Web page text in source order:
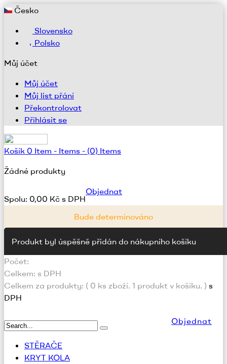
Česko
Slovensko
Polsko
Můj účet
Můj účet
Můj list přání
Překontrolovat
Přihlásit se
Košík 0 Item - Items - (0) Items
Žádné produkty
Spolu: 0,00 Kč s DPH
Objednat
Bude determinováno
Produkt byl úspěšně přidán do nákupního košíku
Počet:
Celkem: s DPH
Celkem za produkty: ( 0 ks zboží. 1 produkt v košíku. ) s
DPH
Objednat
STĚRAČE
KRYT KOLA